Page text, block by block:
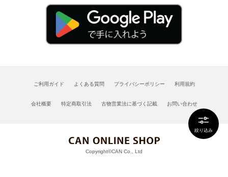
絞り込み
ご利用ガイド よくある質問 プライバシーポリシー 利用規約
会社概要 特定商取引法 古物営業法に基づく記載 お問い合わせ
Copyright©CAN Co., Ltd